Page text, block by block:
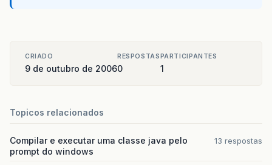
CRIADO
9 de outubro de 2006
RESPOSTAS
0
PARTICIPANTES
1
Topicos relacionados
Compilar e executar uma classe java pelo
prompt do windows
13 respostas